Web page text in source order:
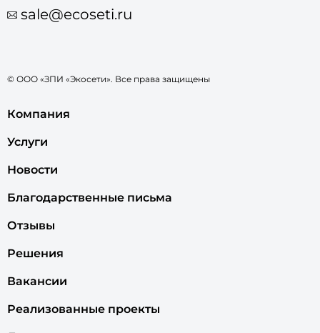
sale@ecoseti.ru
© ООО «ЗПИ «Экосети». Все права защищены
Компания
Услуги
Новости
Благодарственные письма
Отзывы
Решения
Вакансии
Реализованные проекты